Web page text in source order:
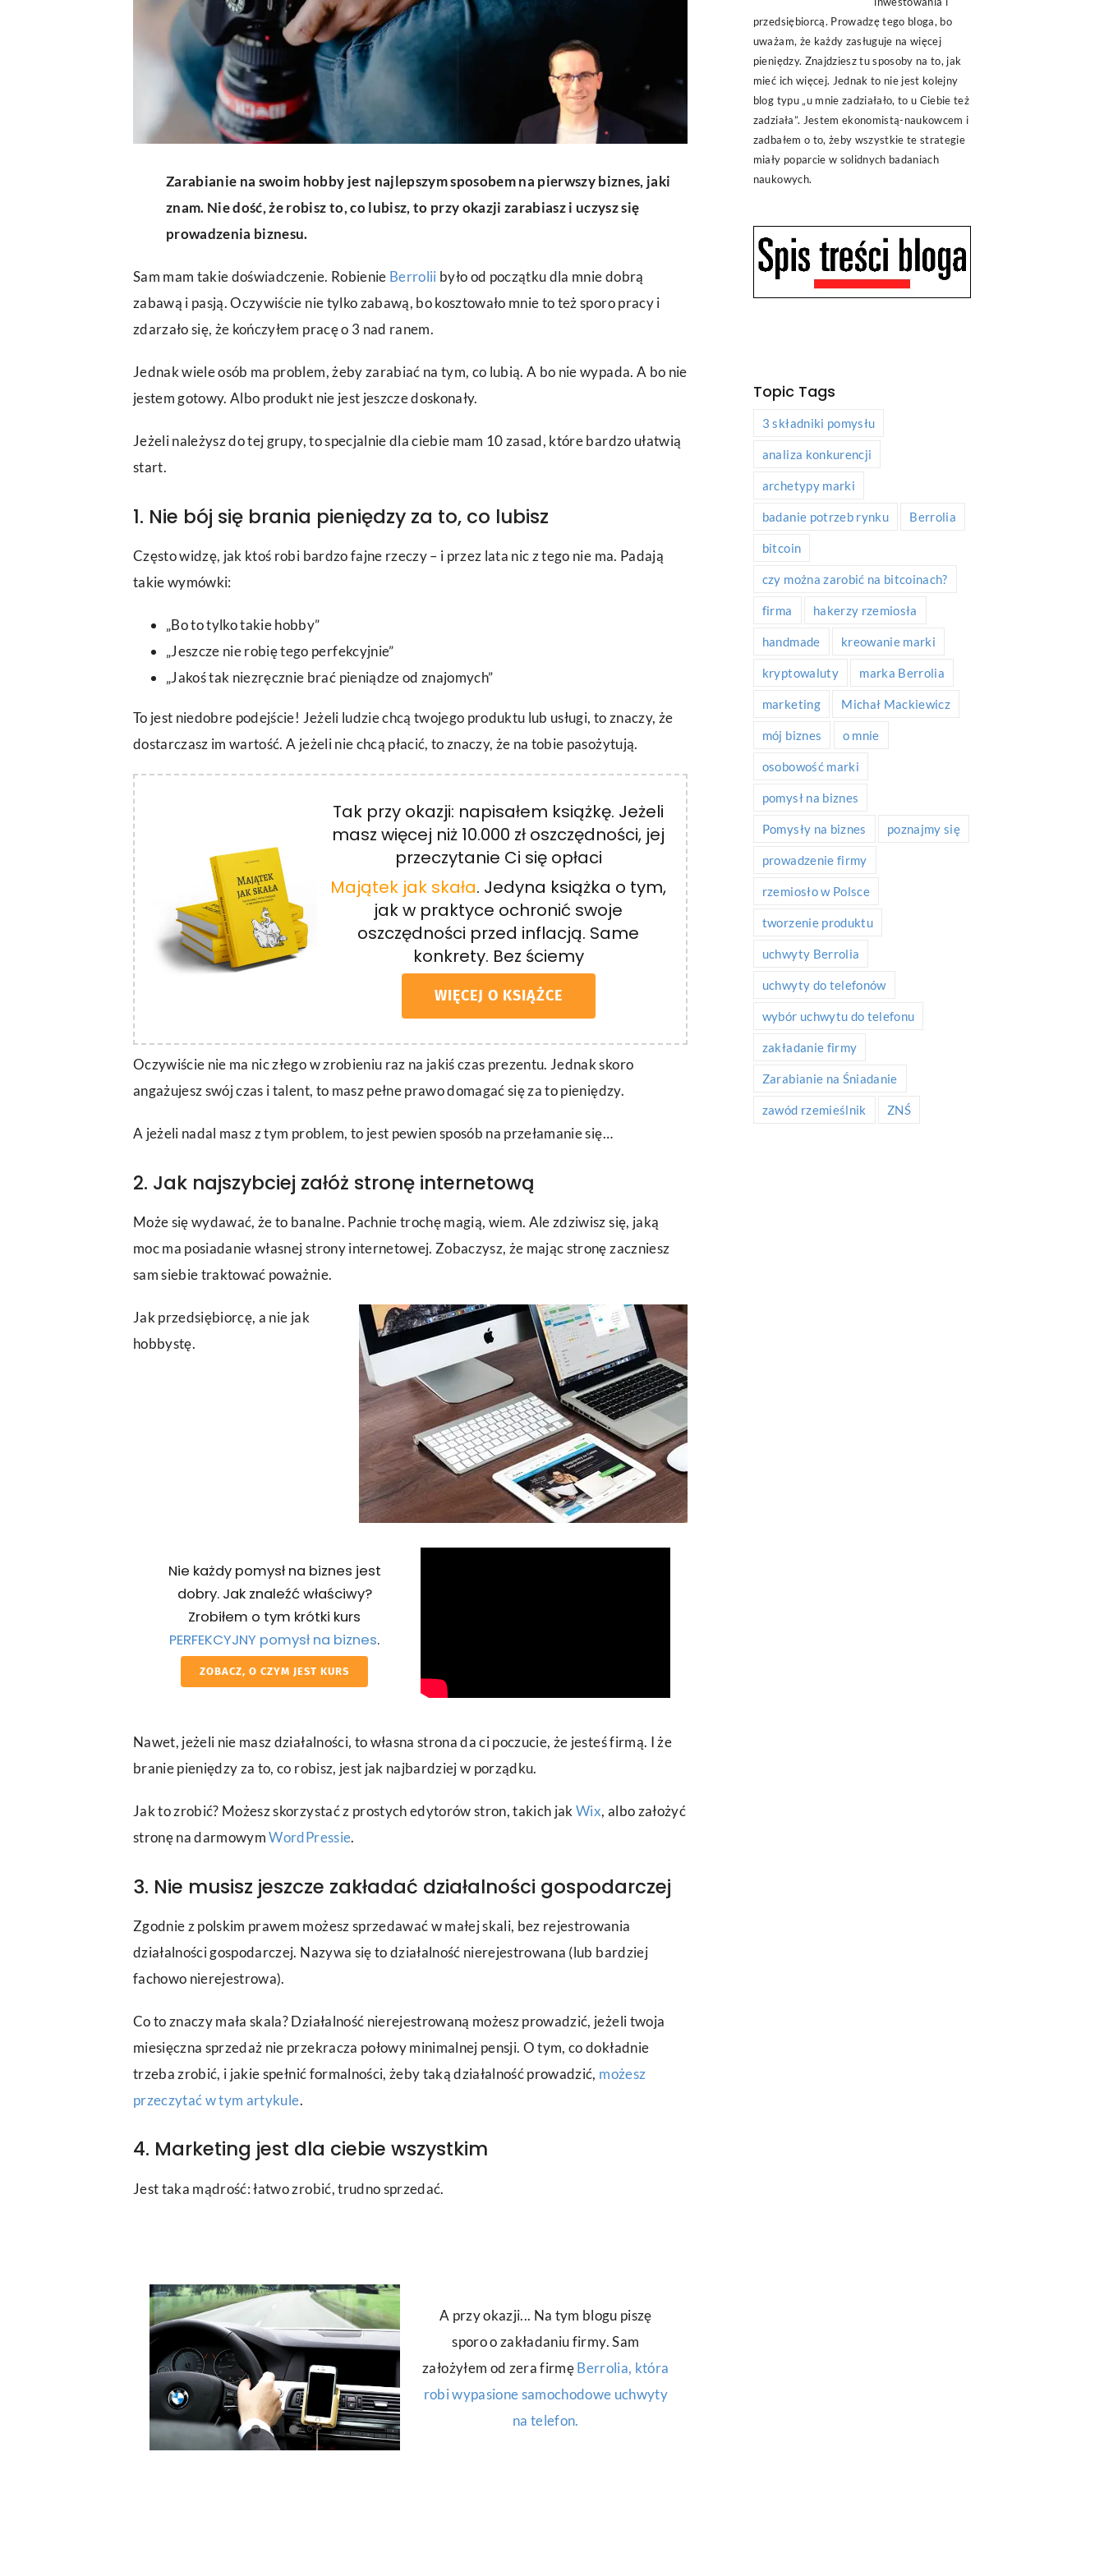
Zarabianie na swoim hobby jest najlepszym sposobem na pierwszy biznes, jaki
znam. Nie dość, że robisz to, co lubisz, to przy okazji zarabiasz i uczysz się
prowadzenia biznesu.
Sam mam takie doświadczenie. Robienie Berrolii było od początku dla mnie dobrą
zabawą i pasją. Oczywiście nie tylko zabawą, bo kosztowało mnie to też sporo pracy i
zdarzało się, że kończyłem pracę o 3 nad ranem.
Jednak wiele osób ma problem, żeby zarabiać na tym, co lubią. A bo nie wypada. A bo nie
jestem gotowy. Albo produkt nie jest jeszcze doskonały.
Jeżeli należysz do tej grupy, to specjalnie dla ciebie mam 10 zasad, które bardzo ułatwią
start.
1. Nie bój się brania pieniędzy za to, co lubisz
Często widzę, jak ktoś robi bardzo fajne rzeczy – i przez lata nic z tego nie ma. Padają
takie wymówki:
„Bo to tylko takie hobby”
„Jeszcze nie robię tego perfekcyjnie”
„Jakoś tak niezręcznie brać pieniądze od znajomych”
To jest niedobre podejście! Jeżeli ludzie chcą twojego produktu lub usługi, to znaczy, że
dostarczasz im wartość. A jeżeli nie chcą płacić, to znaczy, że na tobie pasożytują.
Tak przy okazji: napisałem książkę. Jeżeli
masz więcej niż 10.000 zł oszczędności, jej
przeczytanie Ci się opłaci
Majątek jak skała. Jedyna książka o tym,
jak w praktyce ochronić swoje
oszczędności przed inflacją. Same
konkrety. Bez ściemy
WIĘCEJ O KSIĄŻCE
Oczywiście nie ma nic złego w zrobieniu raz na jakiś czas prezentu. Jednak skoro
angażujesz swój czas i talent, to masz pełne prawo domagać się za to pieniędzy.
A jeżeli nadal masz z tym problem, to jest pewien sposób na przełamanie się…
2. Jak najszybciej załóż stronę internetową
Może się wydawać, że to banalne. Pachnie trochę magią, wiem. Ale zdziwisz się, jaką
moc ma posiadanie własnej strony internetowej. Zobaczysz, że mając stronę zaczniesz
sam siebie traktować poważnie.
Jak przedsiębiorcę, a nie jak
hobbystę.
Nie każdy pomysł na biznes jest
dobry. Jak znaleźć właściwy?
Zrobiłem o tym krótki kurs
PERFEKCYJNY pomysł na biznes.
ZOBACZ, O CZYM JEST KURS
Nawet, jeżeli nie masz działalności, to własna strona da ci poczucie, że jesteś firmą. I że
branie pieniędzy za to, co robisz, jest jak najbardziej w porządku.
Jak to zrobić? Możesz skorzystać z prostych edytorów stron, takich jakWix, albo założyć
stronę na darmowymWordPressie.
3. Nie musisz jeszcze zakładać działalności gospodarczej
Zgodnie z polskim prawem możesz sprzedawać w małej skali, bez rejestrowania
działalności gospodarczej. Nazywa się to działalność nierejestrowana (lub bardziej
fachowo nierejestrowa).
Co to znaczy mała skala? Działalność nierejestrowaną możesz prowadzić, jeżeli twoja
miesięczna sprzedaż nie przekracza połowy minimalnej pensji. O tym, co dokładnie
trzeba zrobić, i jakie spełnić formalności, żeby taką działalność prowadzić, możesz
przeczytać w tym artykule.
4. Marketing jest dla ciebie wszystkim
Jest taka mądrość: łatwo zrobić, trudno sprzedać.
A przy okazji... Na tym blogu piszę
sporo o zakładaniu firmy. Sam
założyłem od zera firmęBerrolia, która
robi wypasione samochodowe uchwyty
na telefon.
przedsiębiorcą. Prowadzę tego bloga, bo
uważam, że każdy zasługuje na więcej
pieniędzy. Znajdziesz tu sposoby na to, jak
mieć ich więcej. Jednak to nie jest kolejny
blog typu „u mnie zadziałało, to u Ciebie też
zadziała”. Jestem ekonomistą-naukowcem i
zadbałem o to, żeby wszystkie te strategie
miały poparcie w solidnych badaniach
naukowych.
Topic Tags
3 składniki pomysłu
analiza konkurencji
archetypy marki
badanie potrzeb rynku Berrolia
bitcoin
czy można zarobić na bitcoinach?
firma hakerzy rzemiosła
handmade kreowanie marki
kryptowaluty marka Berrolia
marketing Michał Mackiewicz
mój biznes o mnie
osobowość marki
pomysł na biznes
Pomysły na biznes poznajmy się
prowadzenie firmy
rzemiosło w Polsce
tworzenie produktu
uchwyty Berrolia
uchwyty do telefonów
wybór uchwytu do telefonu
zakładanie firmy
Zarabianie na Śniadanie
zawód rzemieślnik ZNŚ